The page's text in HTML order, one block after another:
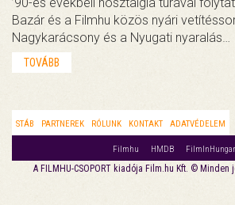
’90-es évekbeli nosztalgia túrával
Bazár és a Filmhu közös nyári
Nagykarácsony és a Nyugati nyaralás…
TOVÁBB
STÁB PARTNEREK RÓLUNK KONTAKT ADATVÉDELEM
Filmhu HMDB
A FILMHU-CSOPORT kiadója Film.hu Kft. © Minden